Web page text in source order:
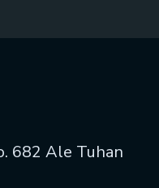
682 Ale Tuhan